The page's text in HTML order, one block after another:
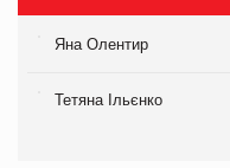
Яна Олентир
Тетяна Ільєнко